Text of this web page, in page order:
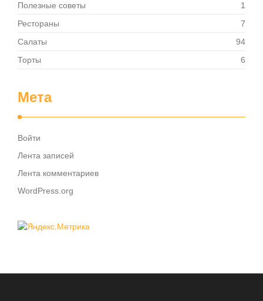
Полезные советы
1
Рестораны
7
Салаты
94
Торты
6
Мета
Войти
Лента записей
Лента комментариев
WordPress.org